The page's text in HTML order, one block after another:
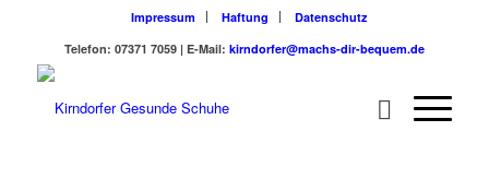
Impressum Haftung
Datenschutz
Telefon: 07371 7059 | E-Mail: kirndorfer@machs-dir-bequem.de